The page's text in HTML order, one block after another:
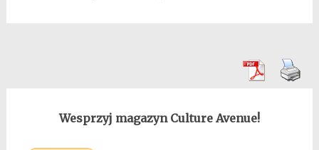
Wesprzyj magazyn Culture Avenue!